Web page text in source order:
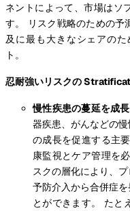
ネントによって、市場はソ
す。 リスク戦略のための予
及に最も大きなシェアの
ト。
忍耐強いリスクの
慢性疾患の蔓延を成
器疾患、がんなどの
の成長を促進する主
康監視とケア管理を
スクの層化により、
予防介入から合併症
とができます。 たと